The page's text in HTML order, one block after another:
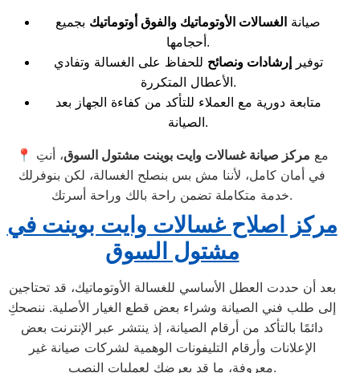
صيانة الغسالات الأوتوماتيك والفوق أوتوماتيك بجميع
أحجامها.
توفيرإرشادات ونصائح للحفاظ على الغسالة وتفادي
الأعطال المتكررة.
متابعة دورية مع العملاء للتأكد من كفاءة الجهاز بعد
الصيانة.
📍 مع مركز صيانة غسالات وايت بوينت مشتول السوق، أنتِ
في أمان كامل، لأننا مش بس بنصلح الغسالة، لكن بنوفرلك
خدمة متكاملة تضمن راحة بالك وراحة أسرتك.
مركز اصلاح غسالات وايت بوينت في
مشتول السوق
بعد أن حددت العطل الأساسي للغسالة الأوتوماتيك، قد تحتاجين
إلى طلب فني الصيانة وشراء بعض قطع الغيار الأصلية. ننصحكِ
دائمًا بالتأكد من أرقام الصيانة، إذ ينتشر عبر الإنترنت بعض
الإعلانات وأرقام التليفونات الوهمية لشركات صيانة غير
معروفة، ما قد يعرضك لعمليات النصب.